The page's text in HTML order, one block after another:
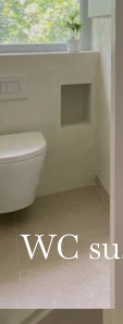
WC